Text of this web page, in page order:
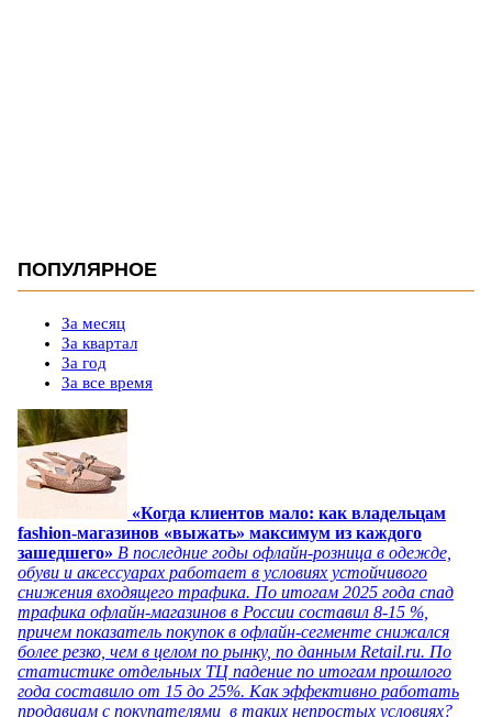
ПОПУЛЯРНОЕ
За месяц
За квартал
За год
За все время
«Когда клиентов мало: как владельцам
fashion-магазинов «выжать» максимум из каждого
зашедшего» В последние годы офлайн-розница в одежде,
обуви и аксессуарах работает в условиях устойчивого
снижения входящего трафика. По итогам 2025 года спад
трафика офлайн-магазинов в России составил 8-15 %,
причем показатель покупок в офлайн-сегменте снижался
более резко, чем в целом по рынку, по данным Retail.ru. По
статистике отдельных ТЦ падение по итогам прошлого
года составило от 15 до 25%. Как эффективно работать
продавцам с покупателями в таких непростых условиях?